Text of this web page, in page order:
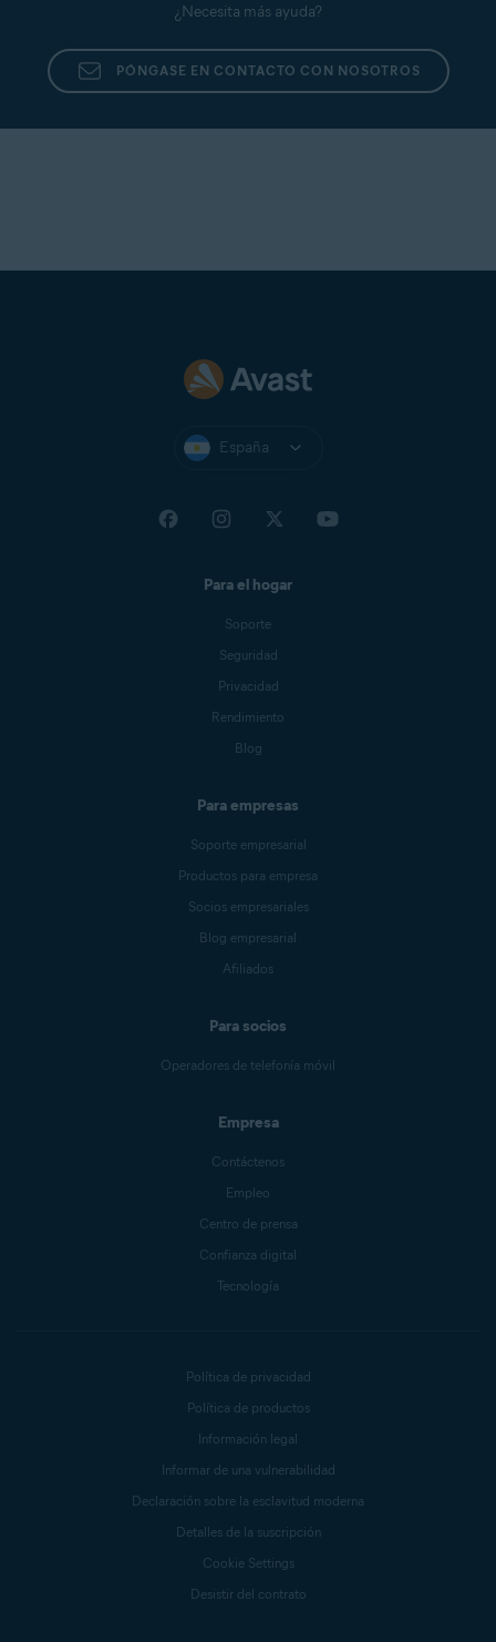
¿Necesita más ayuda?
PÓNGASE EN CONTACTO CON NOSOTROS
España
Para el hogar
Soporte
Seguridad
Privacidad
Rendimiento
Blog
Para empresas
Soporte empresarial
Productos para empresa
Socios empresariales
Blog empresarial
Afiliados
Para socios
Operadores de telefonía móvil
Empresa
Contáctenos
Empleo
Centro de prensa
Confianza digital
Tecnología
Política de privacidad
Política de productos
Información legal
Informar de una vulnerabilidad
Declaración sobre la esclavitud moderna
Detalles de la suscripción
Cookie Settings
Desistir del contrato